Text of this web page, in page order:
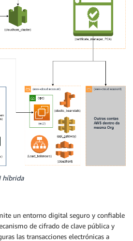
híbrida
un entorno digital seguro y confiable
de cifrado de clave pública y
las transacciones electrónicas a